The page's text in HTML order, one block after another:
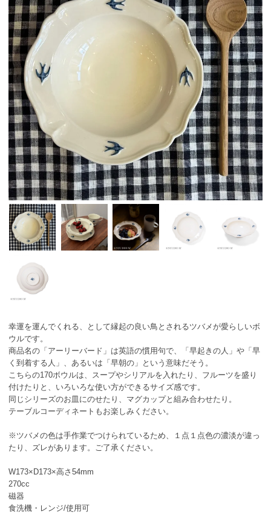
幸運を運んでくれる、として縁起の良い鳥とされるツバメが愛らしいボ
ウルです。
商品名の「アーリーバード」は英語の慣用句で、「早起きの人」や「早
く到着する人」、あるいは「早朝の」という意味だそう。
こちらの170ボウルは、スープやシリアルを入れたり、フルーツを盛り
付けたりと、いろいろな使い方ができるサイズ感です。
同じシリーズのお皿にのせたり、マグカップと組み合わせたり。
テーブルコーディネートもお楽しみください。
※ツバメの色は手作業でつけられているため、１点１点色の濃淡が違っ
たり、ズレがあります。ご了承ください。
W173×D173×高さ54mm
270cc
磁器
食洗機・レンジ/使用可